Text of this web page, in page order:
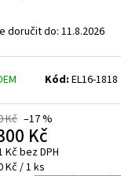
doručit do:11.8.2026
Kód: EL16-1818
Kč –17 %
Kč
Kč bez DPH
Kč / 1 ks